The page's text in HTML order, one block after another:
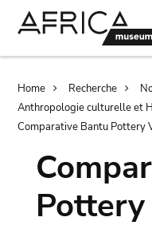
Home Recherche
Anthropologie culturelle et
Comparative Bantu Pottery